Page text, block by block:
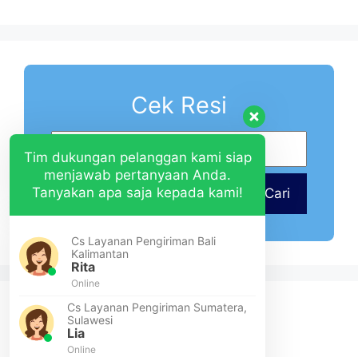
Cek Resi
Cari
Tim dukungan pelanggan kami siap
menjawab pertanyaan Anda.
Tanyakan apa saja kepada kami!
Cs Layanan Pengiriman Bali
Kalimantan
Rita
Online
Cs Layanan Pengiriman Sumatera,
Sulawesi
Lia
Online